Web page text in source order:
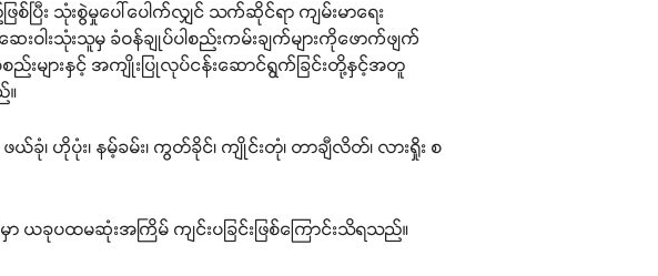
ြီး သုံးစွဲမှုပေါ်ပေါက်လျှင် သက်ဆိုင်ရာ ကျမ်းမာရေး
ါးသုံးသူမှ ခံဝန်ချုပ်ပါစည်းကမ်းချက်များကိုဖောက်ဖျက်
ည်းများနှင့် အကျိုးပြုလုပ်ငန်းဆောင်ရွက်ခြင်းတို့နှင့်အတူ
။
ခုံ၊ ဟိုပုံး၊ နမ့်ခမ်း၊ ကွတ်ခိုင်၊ ကျိုင်းတုံ၊ တာချီလိတ်၊ လားရှိုး စ
မှာ ယခုပထမဆုံးအကြိမ် ကျင်းပခြင်းဖြစ်ကြောင်းသိရသည်။